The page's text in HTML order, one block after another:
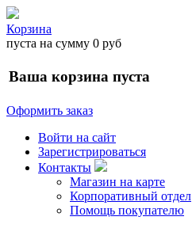
Корзина
пуста на сумму 0 руб
Ваша корзина пуста
Оформить заказ
Войти на сайт
Зарегистрироваться
Контакты
Магазин на карте
Корпоративный отдел
Помощь покупателю